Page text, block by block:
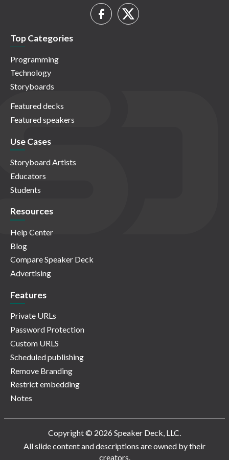
Top Categories
Programming
Technology
Storyboards
Featured decks
Featured speakers
Use Cases
Storyboard Artists
Educators
Students
Resources
Help Center
Blog
Compare Speaker Deck
Advertising
Features
Private URLs
Password Protection
Custom URLS
Scheduled publishing
Remove Branding
Restrict embedding
Notes
Copyright © 2026 Speaker Deck, LLC.
All slide content and descriptions are owned by their
creators.